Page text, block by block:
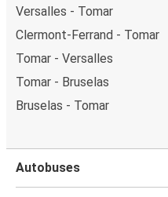
Versalles - Tomar
Clermont-Ferrand - Tomar
Tomar - Versalles
Tomar - Bruselas
Bruselas - Tomar
Autobuses